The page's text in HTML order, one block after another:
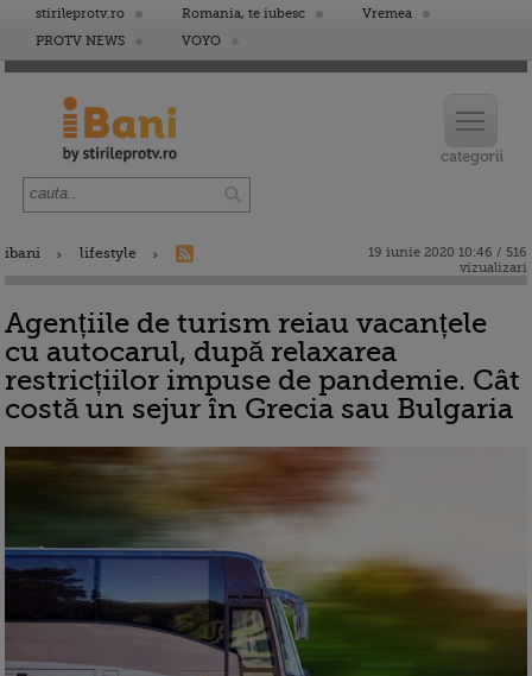
stirileprotv.ro Romania, te iubesc
Vremea
PROTV NEWS
VOYO
ibani lifestyle
19 iunie 2020 10:46 / 516
vizualizari
Agențiile de turism reiau vacanțele
cu autocarul, după relaxarea
restricțiilor impuse de pandemie. Cât
costă un sejur în Grecia sau Bulgaria